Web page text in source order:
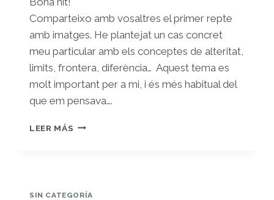
Comparteixo amb vosaltres el primer repte
amb imatges. He plantejat un cas concret
meu particular amb els conceptes de alteritat,
limits, frontera, diferència… Aquest tema es
molt important per a mi, i és més habitual del
que em pensava….
LEER MÁS REGISTRE
SIN CATEGORÍA